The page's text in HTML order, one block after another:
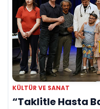
KÜLTÜR VE SANAT
“Taklitle Hasta